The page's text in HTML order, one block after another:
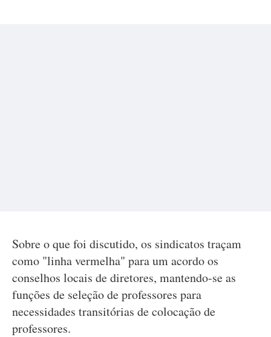
Sobre o que foi discutido, os sindicatos traçam
como "linha vermelha" para um acordo os
conselhos locais de diretores, mantendo-se as
funções de seleção de professores para
necessidades transitórias de colocação de
professores.